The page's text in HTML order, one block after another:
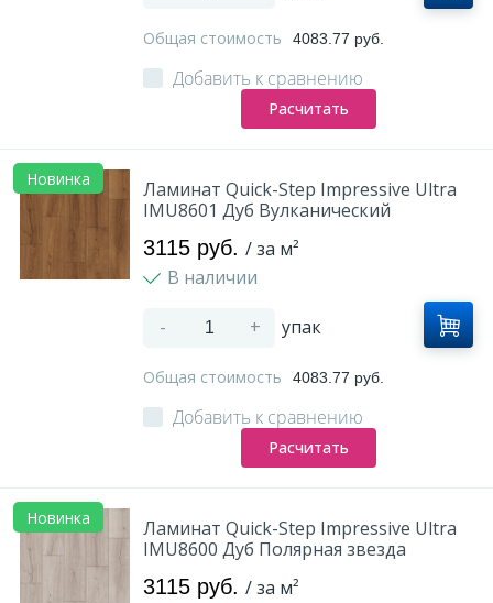
Общая стоимость 4083.77 руб.
Добавить к сравнению
Расчитать
Новинка
Ламинат Quick-Step Impressive Ultra
IMU8601 Дуб Вулканический
3115 руб. / за м²
В наличии
- + упак
Общая стоимость 4083.77 руб.
Добавить к сравнению
Расчитать
Новинка
Ламинат Quick-Step Impressive Ultra
IMU8600 Дуб Полярная звезда
3115 руб. / за м²